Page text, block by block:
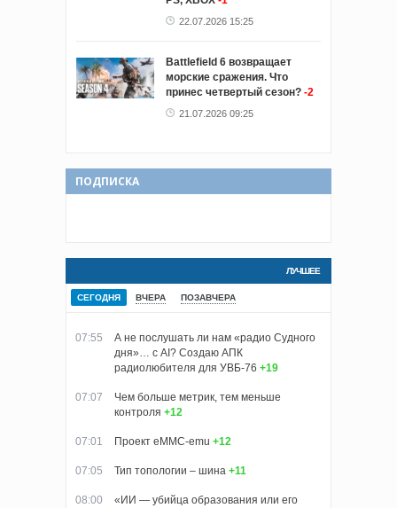
22.07.2026 15:25
Battlefield 6 возвращает
морские сражения. Что
принес четвертый сезон? -2
21.07.2026 09:25
ПОДПИСКА
ЛУЧШЕЕ
СЕГОДНЯ ВЧЕРА ПОЗАВЧЕРА
07:55
А не послушать ли нам «радио Судного
дня»… с AI? Создаю АПК
радиолюбителя для УВБ-76 +19
07:07
Чем больше метрик, тем меньше
контроля +12
07:01 Проект eMMC-emu +12
07:05 Тип топологии – шина +11
08:00
«ИИ — убийца образования или его